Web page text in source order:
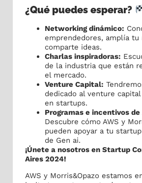
¿Qué puedes esperar?
​Networking dinámico:
emprendedores, amplía tu
comparte ideas.
​Charlas inspiradoras:
de la industria que están
el mercado.
​Venture Capital:
dedicado al venture
en startups.
Programas e incentivos de
Descubre cómo AWS y
pueden apoyar a tu
de Gen ai.
​¡Únete a nosotros en Startup
Aires 2024!
​AWS y Morris&Opazo estamos